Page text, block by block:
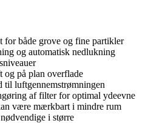
både grove og fine partikler
og automatisk nedlukning
og på plan overflade
luftgennemstrømningen
af filter for optimal ydeevne
være mærkbart i mindre rum
i større